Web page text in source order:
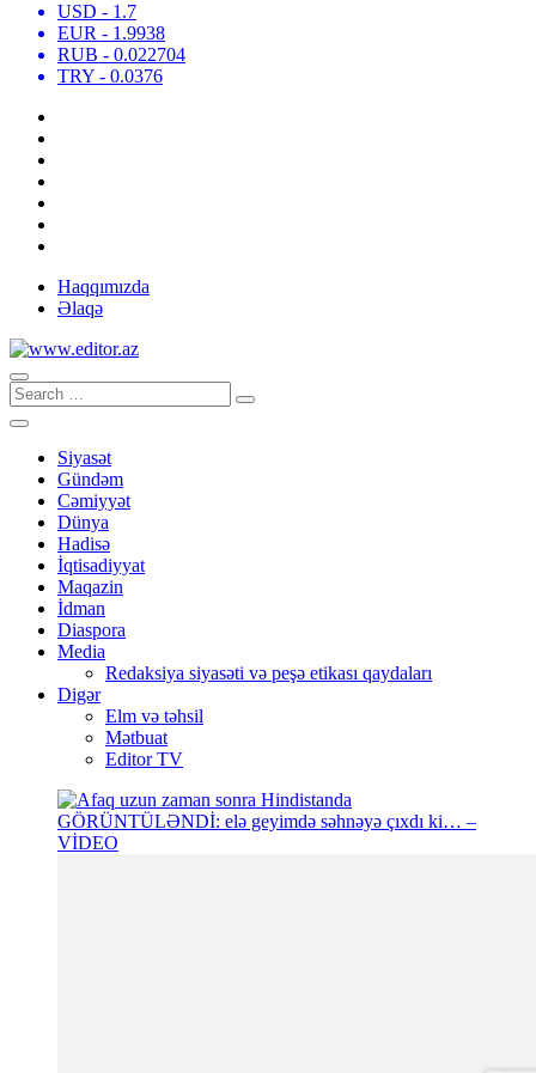
USD - 1.7
EUR - 1.9938
RUB - 0.022704
TRY - 0.0376
Haqqımızda
Əlaqə
Siyasət
Gündəm
Cəmiyyət
Dünya
Hadisə
İqtisadiyyat
Maqazin
İdman
Diaspora
Media
Redaksiya siyasəti və peşə etikası qaydaları
Digər
Elm və təhsil
Mətbuat
Editor TV